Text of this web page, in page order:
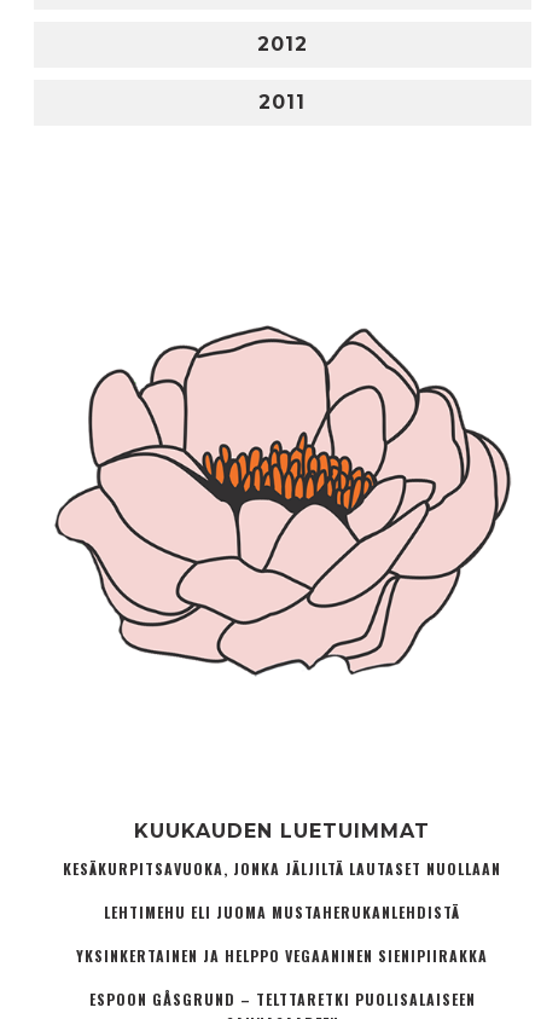
2012
2011
KUUKAUDEN LUETUIMMAT
KESÄKURPITSAVUOKA, JONKA JÄLJILTÄ LAUTASET NUOLLAAN
LEHTIMEHU ELI JUOMA MUSTAHERUKANLEHDISTÄ
YKSINKERTAINEN JA HELPPO VEGAANINEN SIENIPIIRAKKA
ESPOON GÅSGRUND – TELTTARETKI PUOLISALAISEEN